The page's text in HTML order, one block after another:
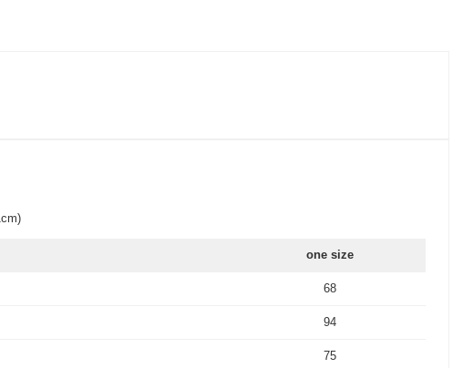
one size
68
94
75